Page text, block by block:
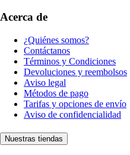
Acerca de
¿Quiénes somos?
Contáctanos
Términos y Condiciones
Devoluciones y reembolsos
Aviso legal
Métodos de pago
Tarifas y opciones de envío
Aviso de confidencialidad
Nuestras tiendas